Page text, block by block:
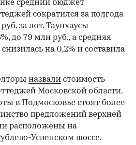
средний бюджет
сократился за полгода
за лот. Таунхаусы
до 79 млн руб., а средняя
на 0,2% и составила
назвали стоимость
Московской области.
в Подмосковье стоят более
предложений верхней
расположены на
Успенском шоссе.